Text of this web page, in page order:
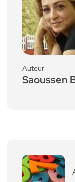
Auteur
Saoussen